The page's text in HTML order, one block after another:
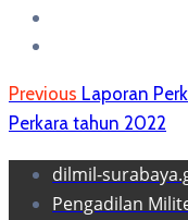
Previous Laporan
Perkara tahun 2022
dilmil-
Pengadilan